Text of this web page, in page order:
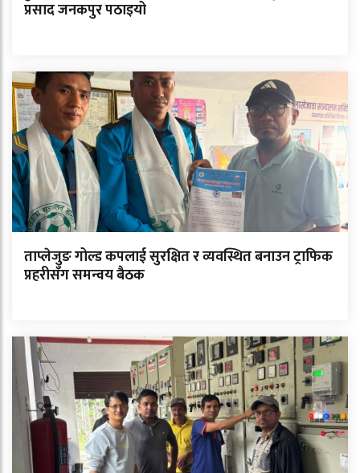
प्रसाद जनकपुर पठाइयो
ताप्लेजुङ गोल्ड कपलाई सुरक्षित र व्यवस्थित बनाउन ट्राफिक
प्रहरीसँग समन्वय बैठक